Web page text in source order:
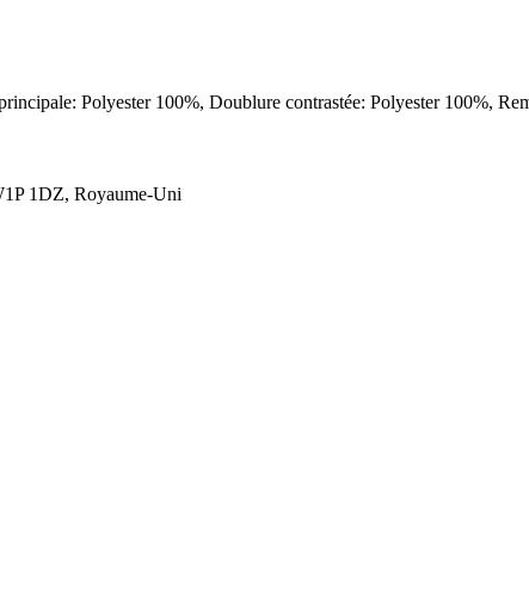
Polyester 100%, Doublure contrastée: Polyester 100%,
1DZ, Royaume-Uni